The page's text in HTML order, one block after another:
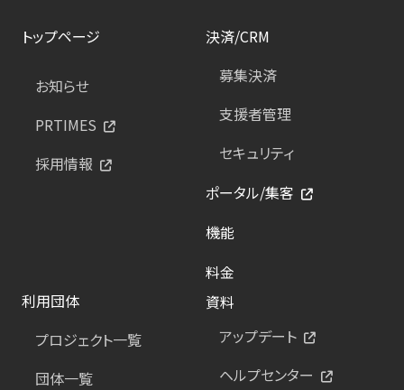
トップページ
お知らせ
PRTIMES
採用情報
決済/CRM
募集決済
支援者管理
セキュリティ
ポータル/集客
機能
料金
利用団体
プロジェクト一覧
団体一覧
資料
アップデート
ヘルプセンター